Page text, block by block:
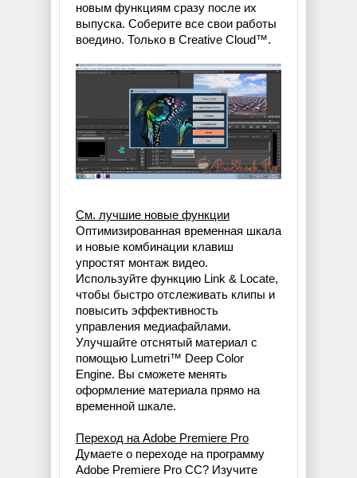
новым функциям сразу после их
выпуска. Соберите все свои работы
воедино. Только в Creative Cloud™.
См. лучшие новые функции
Оптимизированная временная шкала
и новые комбинации клавиш
упростят монтаж видео.
Используйте функцию Link & Locate,
чтобы быстро отслеживать клипы и
повысить эффективность
управления медиафайлами.
Улучшайте отснятый материал с
помощью Lumetri™ Deep Color
Engine. Вы сможете менять
оформление материала прямо на
временной шкале.
Переход на Adobe Premiere Pro
Думаете о переходе на программу
Adobe Premiere Pro CC? Изучите